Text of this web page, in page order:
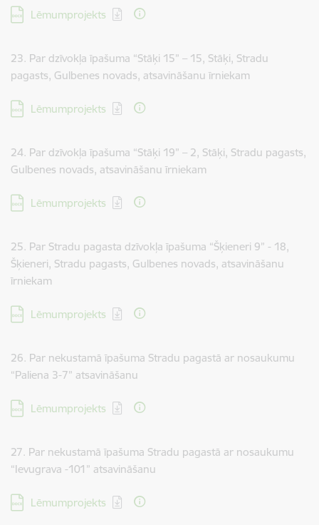
Lejupielādēt:
Lēmumprojekts
23. Par dzīvokļa īpašuma “Stāķi 15” – 15, Stāķi, Stradu
pagasts, Gulbenes novads, atsavināšanu īrniekam
Lejupielādēt:
Lēmumprojekts
24. Par dzīvokļa īpašuma “Stāķi 19” – 2, Stāķi, Stradu pagasts,
Gulbenes novads, atsavināšanu īrniekam
Lejupielādēt:
Lēmumprojekts
25. Par Stradu pagasta dzīvokļa īpašuma “Šķieneri 9” - 18,
Šķieneri, Stradu pagasts, Gulbenes novads, atsavināšanu
īrniekam
Lejupielādēt:
Lēmumprojekts
26. Par nekustamā īpašuma Stradu pagastā ar nosaukumu
“Paliena 3-7” atsavināšanu
Lejupielādēt:
Lēmumprojekts
27. Par nekustamā īpašuma Stradu pagastā ar nosaukumu
“Ievugrava -101” atsavināšanu
Lejupielādēt:
Lēmumprojekts